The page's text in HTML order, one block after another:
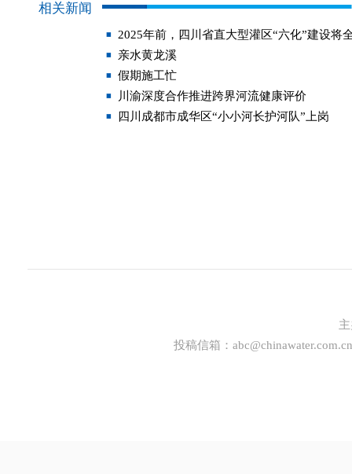
相关新闻
2025年前，四川省直大型灌区“六化”建设将
亲水黄龙溪
假期施工忙
川渝深度合作推进跨界河流健康评价
四川成都市成华区“小小河长护河队”上岗
投稿信箱： abc@chinawater.com.cn